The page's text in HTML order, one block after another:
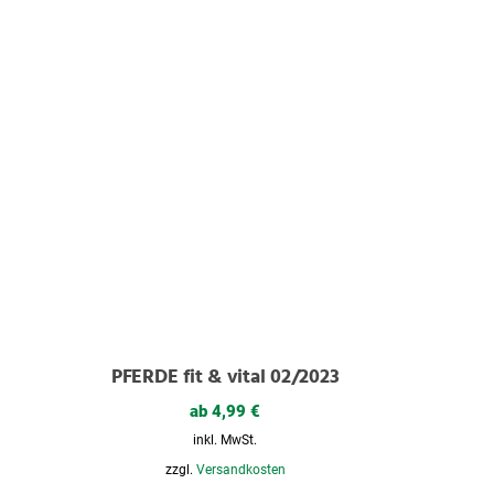
PFERDE fit & vital 02/2023
ab 4,99 €
inkl. MwSt.
zzgl. Versandkosten